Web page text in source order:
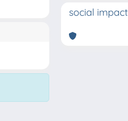
social impact